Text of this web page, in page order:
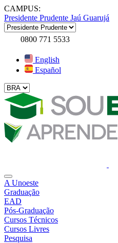
CAMPUS:
Presidente Prudente Jaú Guarujá
0800 771 5533
English
Español
A Unoeste
Graduação
EAD
Pós-Graduação
Cursos Técnicos
Cursos Livres
Pesquisa